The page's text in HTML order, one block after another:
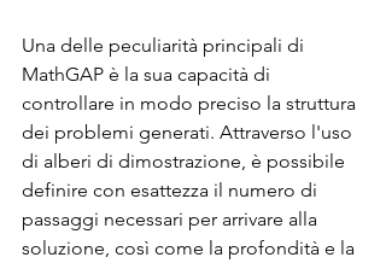
Una delle peculiarità principali di
MathGAP è la sua capacità di
controllare in modo preciso la struttura
dei problemi generati. Attraverso l'uso
di alberi di dimostrazione, è possibile
definire con esattezza il numero di
passaggi necessari per arrivare alla
soluzione, così come la profondità e la